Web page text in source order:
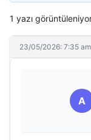
1 yazı
23/05/2026: 7:35 am
A